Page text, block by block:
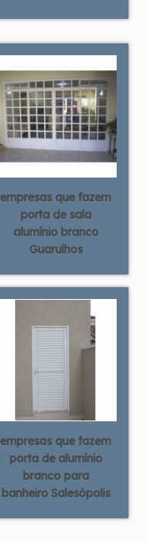
empresas que fazem
porta de sala
alumínio branco
Guarulhos
empresas que fazem
porta de alumínio
branco para
banheiro Salesópolis